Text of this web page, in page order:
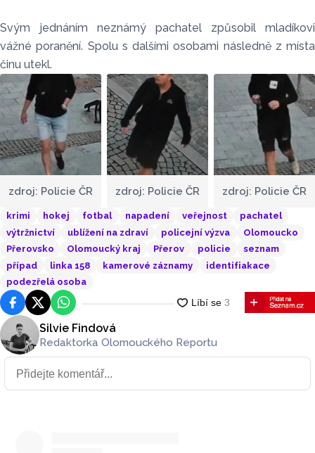
Svým jednáním neznámý pachatel způsobil mladíkovi
vážné poranění. Spolu s dalšími osobami následně z místa
činu utekl.
zdroj: Policie ČR zdroj: Policie ČR zdroj: Policie ČR
krimi hokej fotbal napadení veřejnost
pachatel
výtržnictví
ublížení na zdraví policejní výzva
Olomoucko
Přerovsko
Olomoucký kraj Přerov policie
seznam
případ
linka 158 kamerové záznamy
identifiakace
podezřelá osoba
FacebookPlatforma X
WhatsApp
Silvie Findová
Redaktorka Olomouckého Reportu